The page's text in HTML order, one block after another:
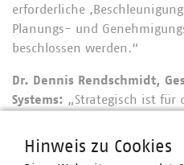
erforderliche
Planungs- und
beschlossen werden.“
Dr. Dennis Rendschmidt,
Systems: „Strategisch ist für
weniger abhängige
Hinweis zu Cookies